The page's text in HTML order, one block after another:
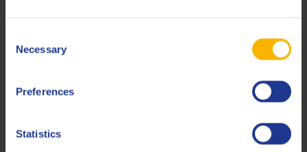
Selection
Necessary
Preferences
Statistics